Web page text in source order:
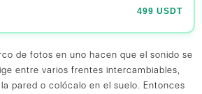
499 USDT
de fotos en uno hacen que el sonido se
entre varios frentes intercambiables,
pared o colócalo en el suelo. Entonces